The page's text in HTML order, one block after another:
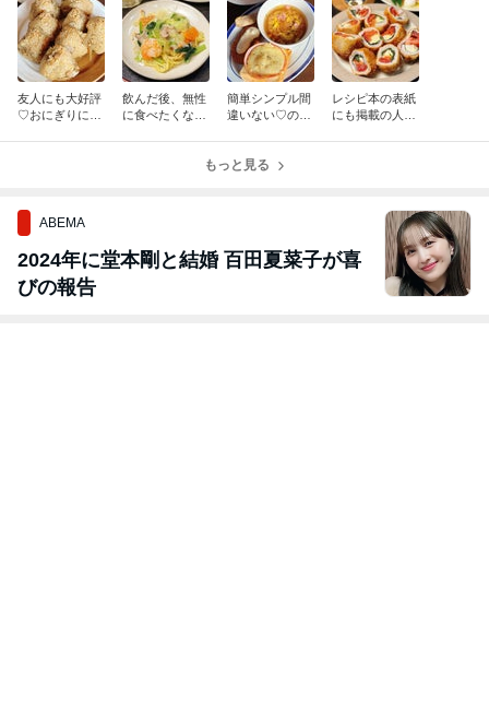
友人にも大好評
♡おにぎりにし
飲んだ後、無性
に食べたくなっ
簡単シンプル間
違いない♡のせ
ズマヨトース
レシピ本の表紙
にも掲載の人気
もっと見る
ABEMA
2024年に堂本剛と結婚 百田夏菜子が喜
びの報告